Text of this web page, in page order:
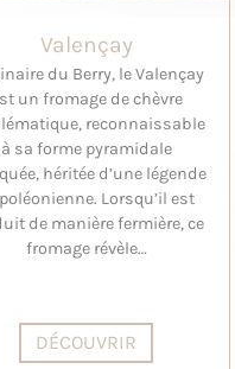
Valençay
du Berry, le Valençay
un fromage de chèvre
reconnaissable
à sa forme pyramidale
héritée d’une légende
Lorsqu’il est
de manière fermière, ce
fromage révèle…
DÉCOUVRIR